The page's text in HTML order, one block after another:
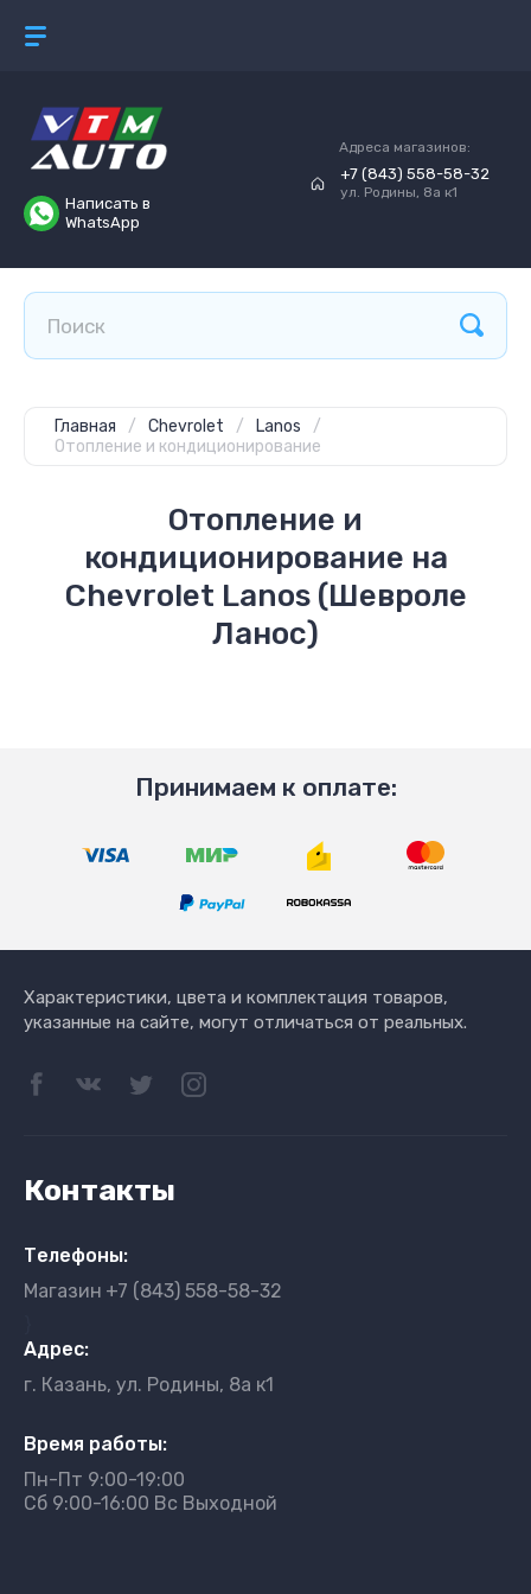
Написать в
WhatsApp
Адреса магазинов:
+7 (843) 558-58-32
ул. Родины, 8а к1
Главная / Chevrolet / Lanos
/
Отопление и кондиционирование
Отопление и
кондиционирование на
Chevrolet Lanos (Шевроле
Ланос)
Принимаем к оплате:
Характеристики, цвета и комплектация товаров,
указанные на сайте, могут отличаться от реальных.
Контакты
Телефоны:
Магазин +7 (843) 558-58-32
Адрес:
г. Казань, ул. Родины, 8а к1
Время работы:
Пн-Пт 9:00-19:00
Сб 9:00-16:00 Вс Выходной